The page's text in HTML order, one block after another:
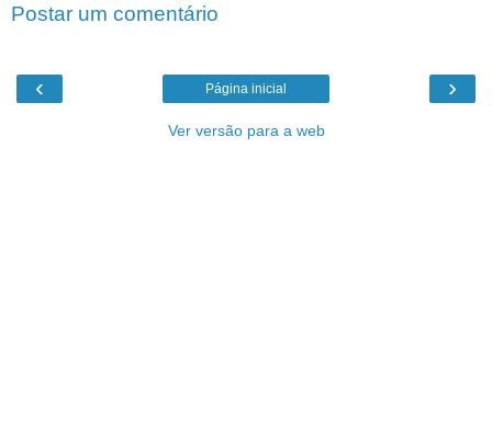
Postar um comentário
‹ ›
Página inicial
Ver versão para a web